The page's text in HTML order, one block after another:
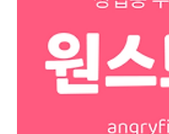
다. 영상, 인쇄, 인터넷, 모바일 등의 다
(Download) 윈도우(Windows) 용 맥